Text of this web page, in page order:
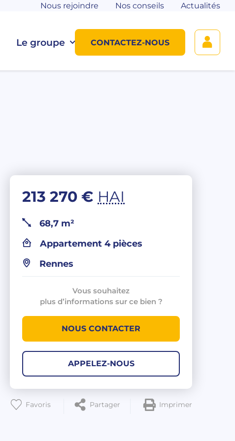
Le groupe
Nous rejoindre Nos conseils Actualités
CONTACTEZ-NOUS
213 270 € HAI
68,7 m²
Appartement 4 pièces
Rennes
Vous souhaitez
plus d’informations sur ce bien ?
NOUS CONTACTER
APPELEZ-NOUS
Favoris Partager Imprimer